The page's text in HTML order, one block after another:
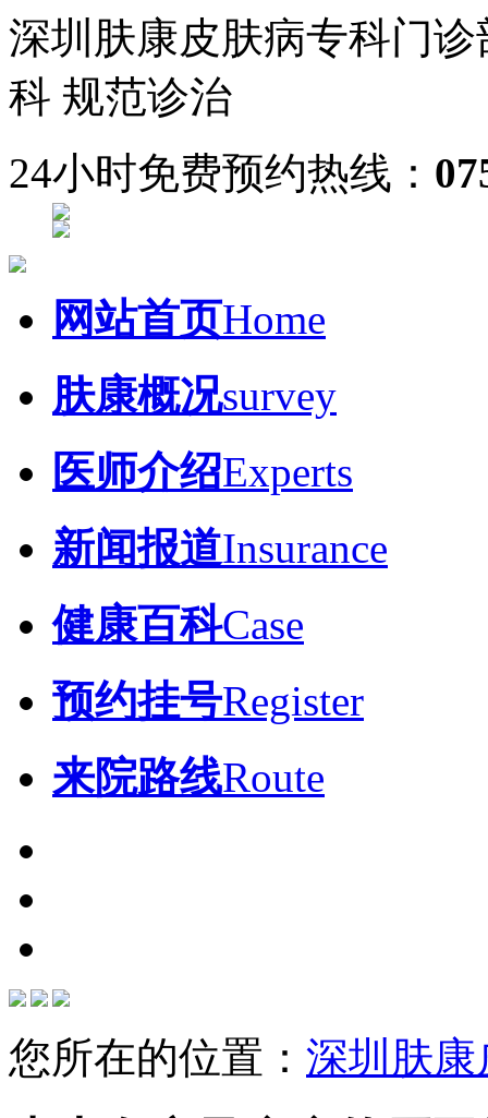
深圳肤康皮肤病专科门诊
科 规范诊治
24小时免费预约热线：
网站首页Home
肤康概况survey
医师介绍Experts
新闻报道Insurance
健康百科Case
预约挂号Register
来院路线Route
您所在的位置： 深圳肤